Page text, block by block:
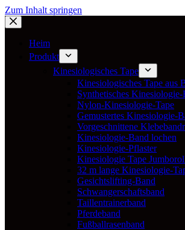
Zum Inhalt springen
Heim
Produkt
Kinesiologisches Tape
Kinesiologisches Tape aus
Synthetisches Kinesiologie-
Nylon-Kinesiologie-Tape
Gemustertes Kinesiologie-
Vorgeschnittene
Kinesiologie-Band lochen
Kinesiologie-Pflaster
Kinesiologie Tape
32 m lange Kinesiologie-
Gesichtslifting-Band
Schwangerschaftsband
Taillentrainerband
Pferdeband
Fußballrasenband